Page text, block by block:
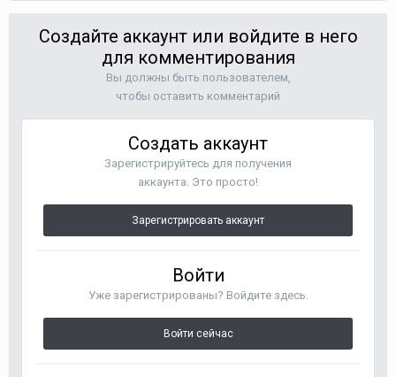
Создайте аккаунт или войдите в него
для комментирования
Вы должны быть пользователем,
чтобы оставить комментарий
Создать аккаунт
Зарегистрируйтесь для получения
аккаунта. Это просто!
Зарегистрировать аккаунт
Войти
Уже зарегистрированы? Войдите здесь.
Войти сейчас